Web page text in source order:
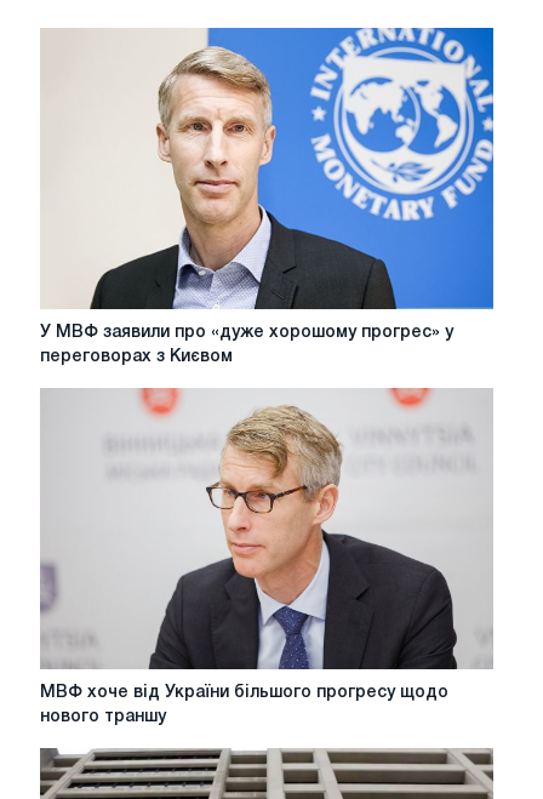
У
У МВФ заявили про «дуже хорошому прогрес» у
переговорах з Києвом
МВФ
України
більшого
МВФ хоче від України більшого прогресу щодо
нового траншу